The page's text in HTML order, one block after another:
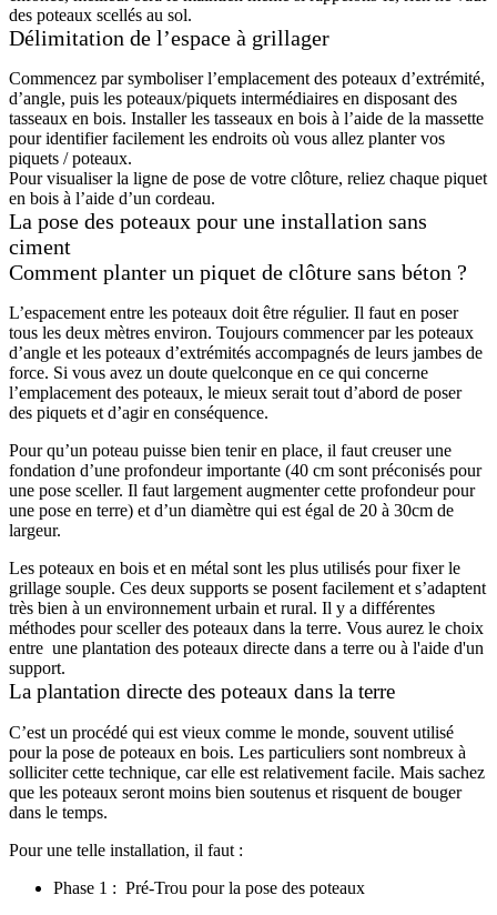
des poteaux scellés au sol.
Délimitation de l’espace à grillager
Commencez par symboliser l’emplacement des poteaux d’extrémité,
d’angle, puis les poteaux/piquets intermédiaires en disposant des
tasseaux en bois. Installer les tasseaux en bois à l’aide de la massette
pour identifier facilement les endroits où vous allez planter vos
piquets / poteaux.
Pour visualiser la ligne de pose de votre clôture, reliez chaque piquet
en bois à l’aide d’un cordeau.
La pose des poteaux pour une installation sans
ciment
Comment planter un piquet de clôture sans béton ?
L’espacement entre les poteaux doit être régulier. Il faut en poser
tous les deux mètres environ. Toujours commencer par les poteaux
d’angle et les poteaux d’extrémités accompagnés de leurs jambes de
force. Si vous avez un doute quelconque en ce qui concerne
l’emplacement des poteaux, le mieux serait tout d’abord de poser
des piquets et d’agir en conséquence.
Pour qu’un poteau puisse bien tenir en place, il faut creuser une
fondation d’une profondeur importante (40 cm sont préconisés pour
une pose sceller. Il faut largement augmenter cette profondeur pour
une pose en terre) et d’un diamètre qui est égal de 20 à 30cm de
largeur.
Les poteaux en bois et en métal sont les plus utilisés pour fixer le
grillage souple. Ces deux supports se posent facilement et s’adaptent
très bien à un environnement urbain et rural. Il y a différentes
méthodes pour sceller des poteaux dans la terre. Vous aurez le choix
entre une plantation des poteaux directe dans a terre ou à l'aide d'un
support.
La plantation directe des poteaux dans la terre
C’est un procédé qui est vieux comme le monde, souvent utilisé
pour la pose de poteaux en bois. Les particuliers sont nombreux à
solliciter cette technique, car elle est relativement facile. Mais sachez
que les poteaux seront moins bien soutenus et risquent de bouger
dans le temps.
Pour une telle installation, il faut :
Phase 1 : Pré-Trou pour la pose des poteaux